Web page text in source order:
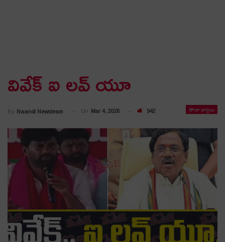
వివేక్ ఐ ల‌వ్ యూ
తాజా వార్తలు
By Naandi Newsteam On Mar 4, 2026 942